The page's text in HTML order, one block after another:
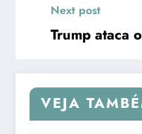
Next post
Trump ataca
VEJA